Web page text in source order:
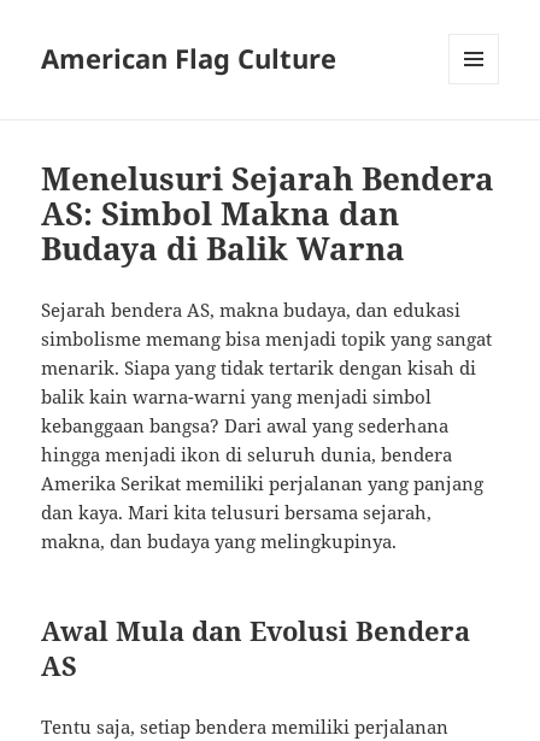
American Flag Culture
Menelusuri Sejarah Bendera
AS: Simbol Makna dan
Budaya di Balik Warna
Sejarah bendera AS, makna budaya, dan edukasi
simbolisme memang bisa menjadi topik yang sangat
menarik. Siapa yang tidak tertarik dengan kisah di
balik kain warna-warni yang menjadi simbol
kebanggaan bangsa? Dari awal yang sederhana
hingga menjadi ikon di seluruh dunia, bendera
Amerika Serikat memiliki perjalanan yang panjang
dan kaya. Mari kita telusuri bersama sejarah,
makna, dan budaya yang melingkupinya.
Awal Mula dan Evolusi Bendera
AS
Tentu saja, setiap bendera memiliki perjalanan